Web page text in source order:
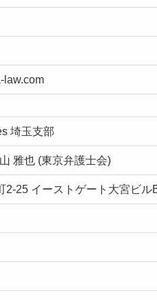
law.com
埼玉支部
雅也 (東京弁護士会)
2-25 イーストゲート大宮ビル